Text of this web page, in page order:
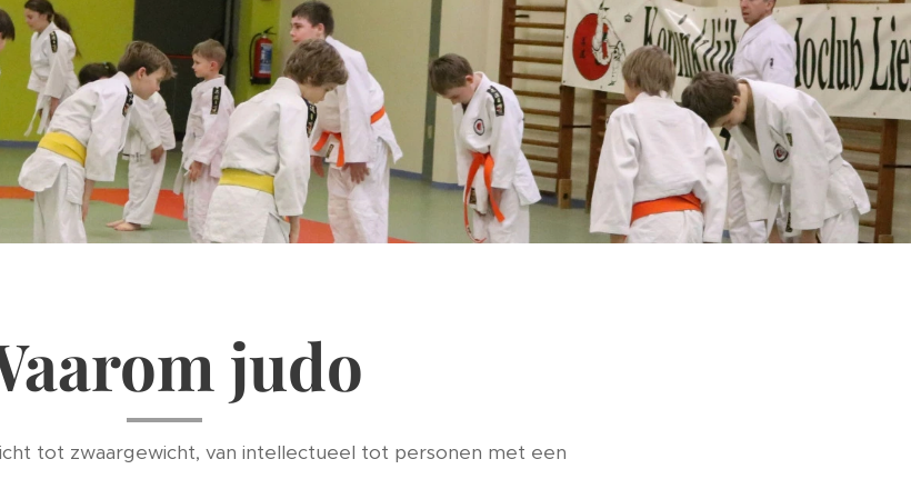
judo
tot zwaargewicht, van intellectueel tot personen met een